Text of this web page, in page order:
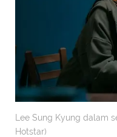
Lee Sung Kyung dalam
Hotstar)